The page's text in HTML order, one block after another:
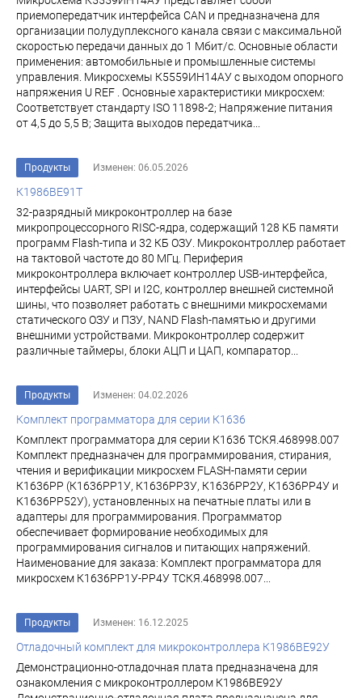
приемопередатчик интерфейса CAN и предназначена для
организации полудуплексного канала связи с максимальной
скоростью передачи данных до 1 Мбит/с. Основные области
применения: автомобильные и промышленные системы
управления. Микросхемы К5559ИН14АУ с выходом опорного
напряжения U REF . Основные характеристики микросхем:
Соответствует стандарту ISO 11898-2; Напряжение питания
от 4,5 до 5,5 В; Защита выходов передатчика...
Продукты Изменен: 06.05.2026
К1986ВЕ91Т
32-разрядный микроконтроллер на базе
микропроцессорного RISC-ядра, содержащий 128 КБ памяти
программ Flash-типа и 32 КБ ОЗУ. Микроконтроллер работает
на тактовой частоте до 80 МГц. Периферия
микроконтроллера включает контроллер USB-интерфейса,
интерфейсы UART, SPI и I2C, контроллер внешней системной
шины, что позволяет работать с внешними микросхемами
статического ОЗУ и ПЗУ, NAND Flash-памятью и другими
внешними устройствами. Микроконтроллер содержит
различные таймеры, блоки АЦП и ЦАП, компаратор...
Продукты Изменен: 04.02.2026
Комплект программатора для серии К1636
Комплект программатора для серии К1636 ТСКЯ.468998.007
Комплект предназначен для программирования, стирания,
чтения и верификации микросхем FLASH-памяти серии
К1636РР (К1636РР1У, К1636РР3У, К1636РР2У, К1636РР4У и
К1636РР52У), установленных на печатные платы или в
адаптеры для программирования. Программатор
обеспечивает формирование необходимых для
программирования сигналов и питающих напряжений.
Наименование для заказа: Комплект программатора для
микросхем К1636РР1У-РР4У ТСКЯ.468998.007...
Продукты Изменен: 16.12.2025
Отладочный комплект для микроконтроллера К1986ВЕ92У
Демонстрационно-отладочная плата предназначена для
ознакомления с микроконтроллером К1986ВЕ92У